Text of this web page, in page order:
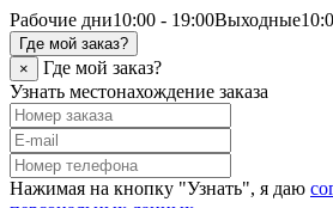
Рабочие дни10:00 - 19:00Выходные
Где мой заказ?
×
Где мой заказ?
Узнать местонахождение заказа
Нажимая на кнопку "Узнать", я даю